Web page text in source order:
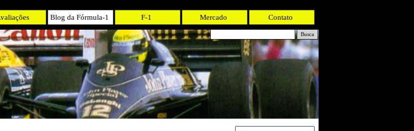
Busca
Blog da Fórmula-1 F-1 Mercado Contato